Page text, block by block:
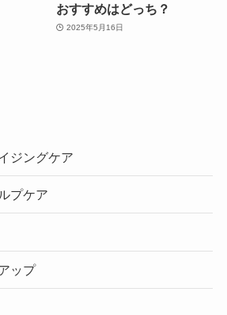
おすすめはどっち？
2025年5月16日
ジングケア
プケア
ップ